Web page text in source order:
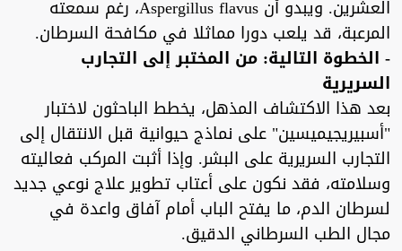
العشرين. ويبدو أن Aspergillus flavus، رغم سمعته
المرعبة، قد يلعب دورا مماثلا في مكافحة السرطان.
- الخطوة التالية: من المختبر إلى التجارب
السريرية
بعد هذا الاكتشاف المذهل، يخطط الباحثون لاختبار
"أسبيريجيميسين" على نماذج حيوانية قبل الانتقال إلى
التجارب السريرية على البشر. وإذا أثبت المركب فعاليته
وسلامته، فقد نكون على أعتاب تطوير علاج نوعي جديد
لسرطان الدم، ما يفتح الباب أمام آفاق واعدة في
مجال الطب السرطاني الدقيق.